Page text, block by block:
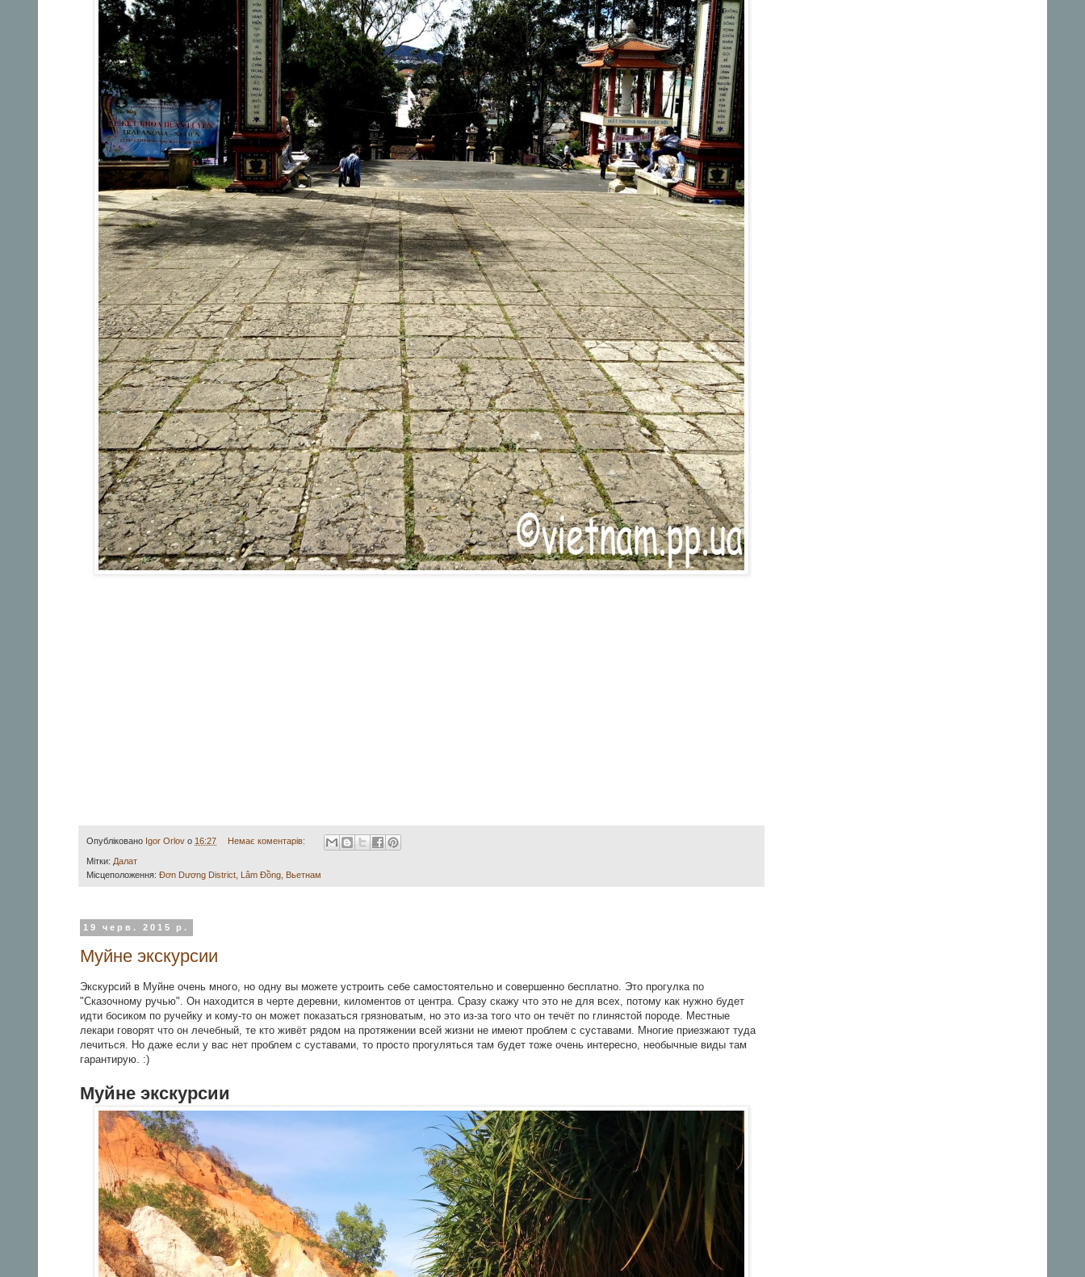
Опубліковано Igor Orlov о 16:27 Немає коментарів:
Мітки: Далат
Місцеположення: Đơn Dương District, Lâm Đồng, Вьетнам
19 черв. 2015 р.
Муйне экскурсии
Экскурсий в Муйне очень много, но одну вы можете устроить себе самостоятельно и совершенно бесплатно. Это прогулка по
"Сказочному ручью". Он находится в черте деревни, киломентов от центра. Сразу скажу что это не для всех, потому как нужно будет
идти босиком по ручейку и кому-то он может показаться грязноватым, но это из-за того что он течёт по глинястой породе. Местные
лекари говорят что он лечебный, те кто живёт рядом на протяжении всей жизни не имеют проблем с суставами. Многие приезжают туда
лечиться. Но даже если у вас нет проблем с суставами, то просто прогуляться там будет тоже очень интересно, необычные виды там
гарантирую. :)
Муйне экскурсии